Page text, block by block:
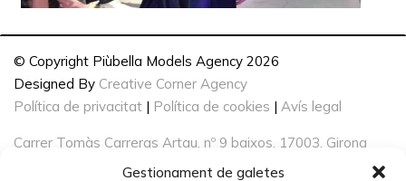
Gestionament de galetes
© Copyright Piùbella Models Agency 2026
Designed By Creative Corner Agency
Política de privacitat | Política de cookies | Avís legal
Carrer Tomàs Carreras Artau, nº 9 baixos, 17003, Girona